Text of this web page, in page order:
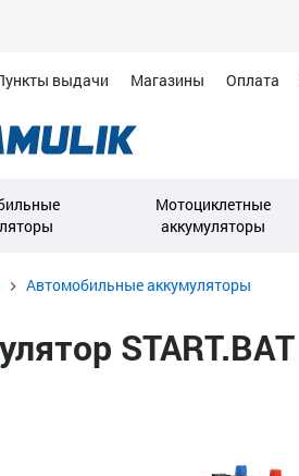
выдачи Магазины Оплата
Мотоциклетные
аккумуляторы
Автомобильные аккумуляторы